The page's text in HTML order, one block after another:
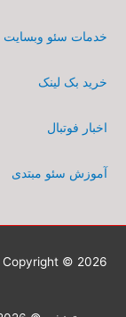
خدمات سئو وبسایت
خرید بک لینک
اخبار فوتبال
آموزش سئو مبتدی
Copyright © 2026